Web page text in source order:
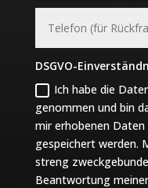
DSGVO-
Ich habe die
genommen und bin
mir erhobenen
gespeichert werden.
streng
Beantwortung